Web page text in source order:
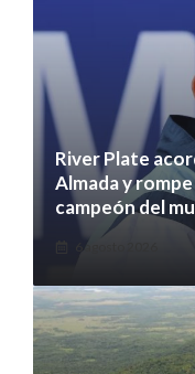
River Plate
Almada y
campeón del
6 agosto 2026